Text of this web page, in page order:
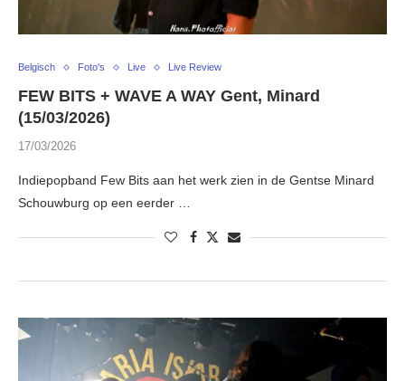
Belgisch Foto's Live Live Review
FEW BITS + WAVE A WAY Gent, Minard
(15/03/2026)
17/03/2026
Indiepopband Few Bits aan het werk zien in de Gentse Minard
Schouwburg op een eerder …